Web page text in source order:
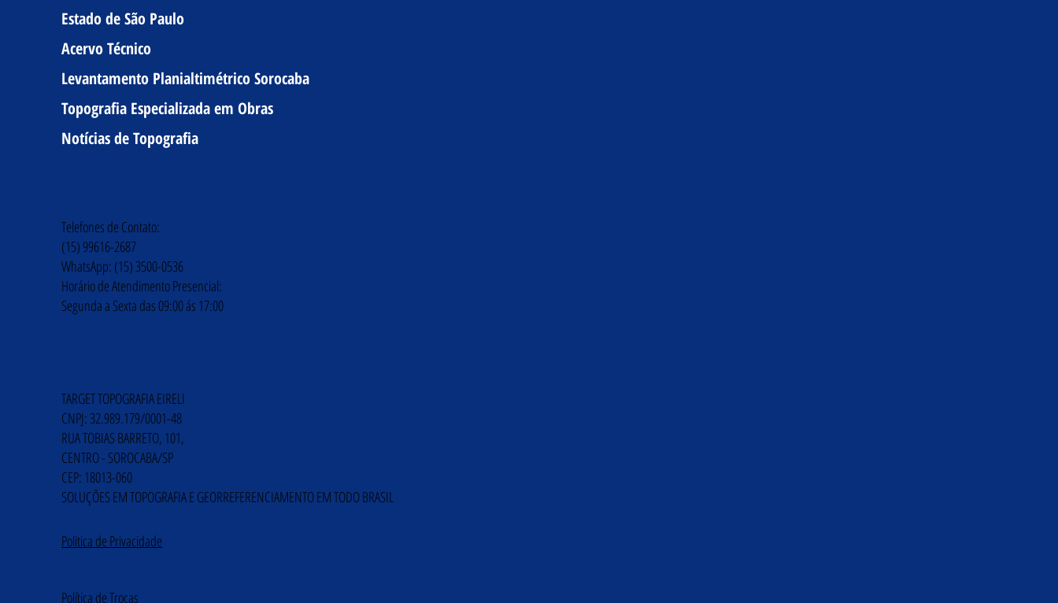
Estado de São Paulo
Acervo Técnico
Levantamento Planialtimétrico Sorocaba
Topografia Especializada em Obras
Notícias de Topografia
Telefones de Contato:
(15) 99616-2687
WhatsApp: (15) 3500-0536
Horário de Atendimento Presencial:
Segunda a Sexta das 09:00 ás 17:00
TARGET TOPOGRAFIA EIRELI
CNPJ: 32.989.179/0001-48
RUA TOBIAS BARRETO, 101,
CENTRO - SOROCABA/SP
CEP: 18013-060
SOLUÇÕES EM TOPOGRAFIA E GEORREFERENCIAMENTO EM TODO BRASIL
Politica de Privacidade
Política de Trocas